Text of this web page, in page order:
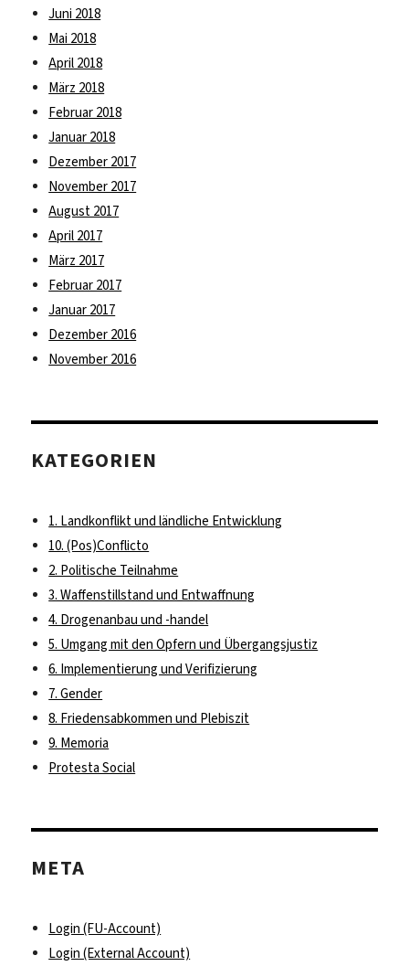
Juni 2018
Mai 2018
April 2018
März 2018
Februar 2018
Januar 2018
Dezember 2017
November 2017
August 2017
April 2017
März 2017
Februar 2017
Januar 2017
Dezember 2016
November 2016
KATEGORIEN
1. Landkonflikt und ländliche Entwicklung
10. (Pos)Conflicto
2. Politische Teilnahme
3. Waffenstillstand und Entwaffnung
4. Drogenanbau und -handel
5. Umgang mit den Opfern und Übergangsjustiz
6. Implementierung und Verifizierung
7. Gender
8. Friedensabkommen und Plebiszit
9. Memoria
Protesta Social
META
Login (FU-Account)
Login (External Account)